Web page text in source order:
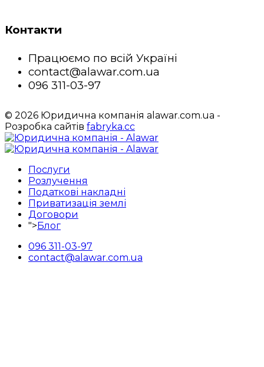
Контакти
Працюємо по всій Україні
contact@alawar.com.ua
096 311-03-97
© 2026 Юридична компанія alawar.com.ua -
Розробка сайтів fabryka.cc
Послуги
Розлучення
Податкові накладні
Приватизація землі
Договори
">Блог
096 311-03-97
contact@alawar.com.ua